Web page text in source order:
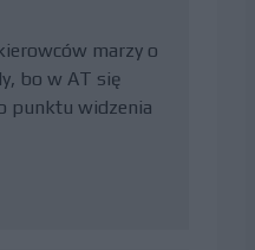
marzy o
bo w AT się
punktu widzenia